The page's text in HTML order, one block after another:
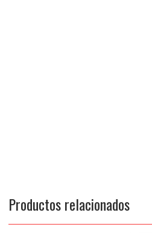
Productos relacionados